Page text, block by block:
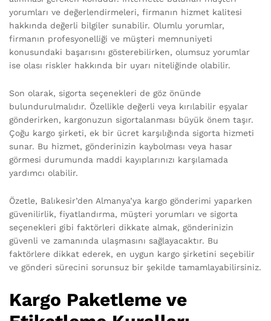
yorumları ve değerlendirmeleri, firmanın hizmet kalitesi
hakkında değerli bilgiler sunabilir. Olumlu yorumlar,
firmanın profesyonelliği ve müşteri memnuniyeti
konusundaki başarısını gösterebilirken, olumsuz yorumlar
ise olası riskler hakkında bir uyarı niteliğinde olabilir.
Son olarak, sigorta seçenekleri de göz önünde
bulundurulmalıdır. Özellikle değerli veya kırılabilir eşyalar
gönderirken, kargonuzun sigortalanması büyük önem taşır.
Çoğu kargo şirketi, ek bir ücret karşılığında sigorta hizmeti
sunar. Bu hizmet, gönderinizin kaybolması veya hasar
görmesi durumunda maddi kayıplarınızı karşılamada
yardımcı olabilir.
Özetle, Balıkesir’den Almanya’ya kargo gönderimi yaparken
güvenilirlik, fiyatlandırma, müşteri yorumları ve sigorta
seçenekleri gibi faktörleri dikkate almak, gönderinizin
güvenli ve zamanında ulaşmasını sağlayacaktır. Bu
faktörlere dikkat ederek, en uygun kargo şirketini seçebilir
ve gönderi sürecini sorunsuz bir şekilde tamamlayabilirsiniz.
Kargo Paketleme ve